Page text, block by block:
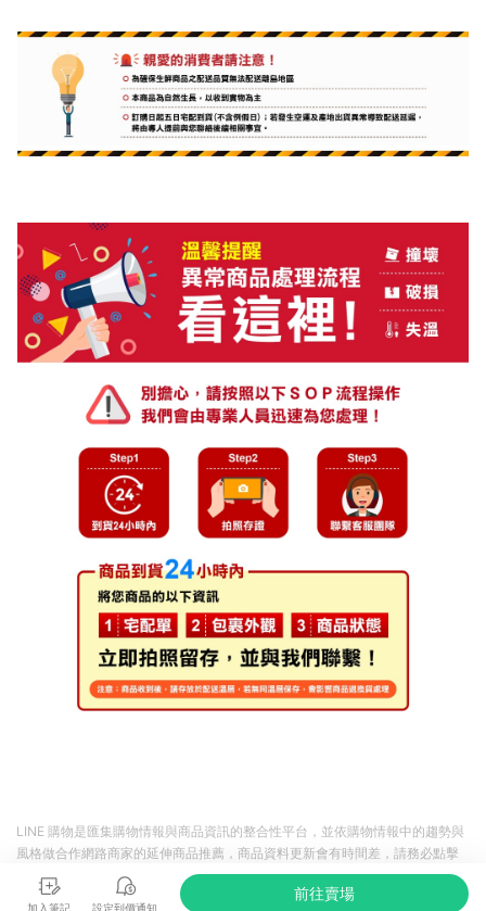
加入筆記 設定到價通知
前往賣場
LINE 購物是匯集購物情報與商品資訊的整合性平台，並依購物情報中的趨勢與
風格做合作網路商家的延伸商品推薦，商品資料更新會有時間差，請務必點擊
商品至各合作網路商家，確認現售價與購物條件，一切資訊以合作廠商網頁為
準。